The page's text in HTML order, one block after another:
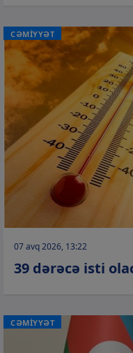
CƏMİYYƏT
07 avq 2026, 13:22
39 dərəcə isti
CƏMİYYƏT